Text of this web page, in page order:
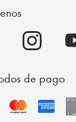
de pago